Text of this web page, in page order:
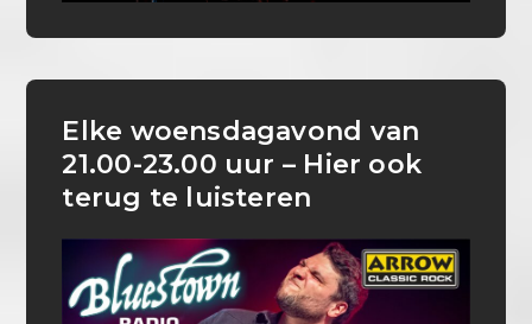
Elke woensdagavond van
21.00-23.00 uur – Hier ook
terug te luisteren